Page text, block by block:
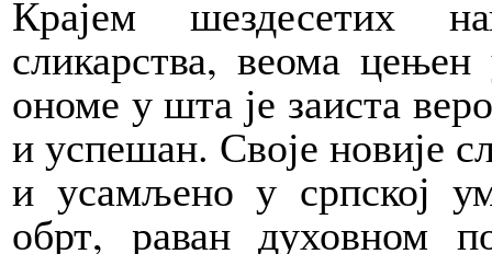
Крајем шездесетих
сликарства, веома
ономе у шта је заиста
и успешан. Своје новије
и усамљено у српској
обрт, раван духовном